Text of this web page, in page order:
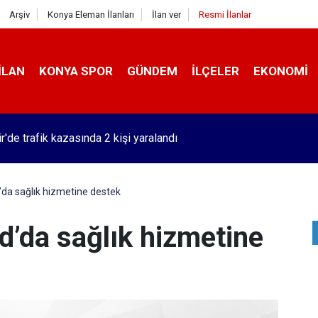
Arşiv Konya Eleman İlanları İlan ver Resmi İlanlar
KONYA SPOR GÜNDEM İLÇELER EKONOMI
trafik kazasında 2 kişi yaralandı
sağlık hizmetine destek
sağlık hizmetine